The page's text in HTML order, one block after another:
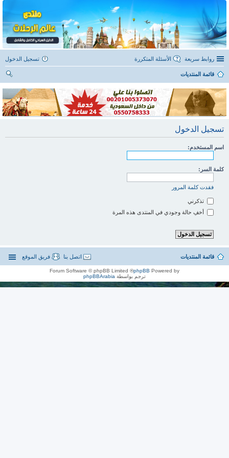
روابط سريعة الأسئلة المتكررة تسجيل الدخول
قائمة المنتديات
ث
تسجيل الدخول
اسم المستخدم:
كلمة السر:
فقدت كلمة المرور
تذكرني
أخفِ حالة وجودي في المنتدى هذه المرة
قائمة المنتديات فريق الموقع اتصل بنا
Powered by
phpBB
® Forum Software © phpBB Limited
ترجم بواسطة phpBBArabia